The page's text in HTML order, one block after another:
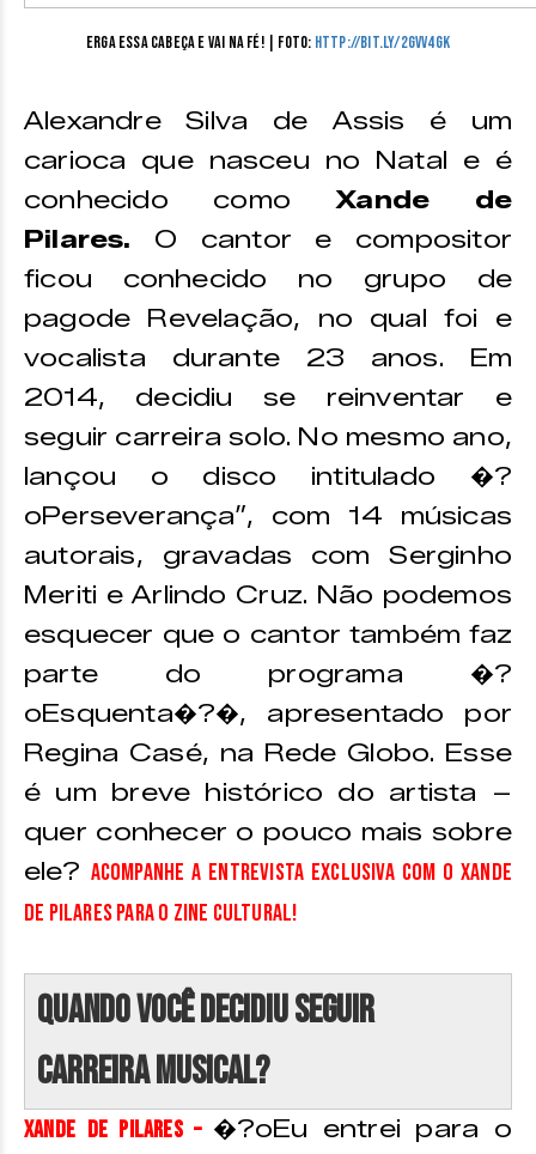
Erga essa cabeça e vai na fé! | Foto: http://bit.ly/2GVV4GK
Alexandre Silva de Assis é um
carioca que nasceu no Natal e é
conhecido comoXande de
Pilares. O cantor e compositor
ficou conhecido no grupo de
pagode Revelação, no qual foi e
vocalista durante 23 anos. Em
2014, decidiu se reinventar e
seguir carreira solo. No mesmo ano,
lançou o disco intitulado �?
oPerseverança”, com 14 músicas
autorais, gravadas com Serginho
Meriti e Arlindo Cruz. Não podemos
esquecer que o cantor também faz
parte do programa �?
oEsquenta�?�, apresentado por
Regina Casé, na Rede Globo. Esse
é um breve histórico do artista –
quer conhecer o pouco mais sobre
ele? Acompanhe a entrevista exclusiva com o Xande
de Pilares para o Zine Cultural!
Quando você decidiu seguir
carreira musical?
Xande de Pilares – �?oEu entrei para o